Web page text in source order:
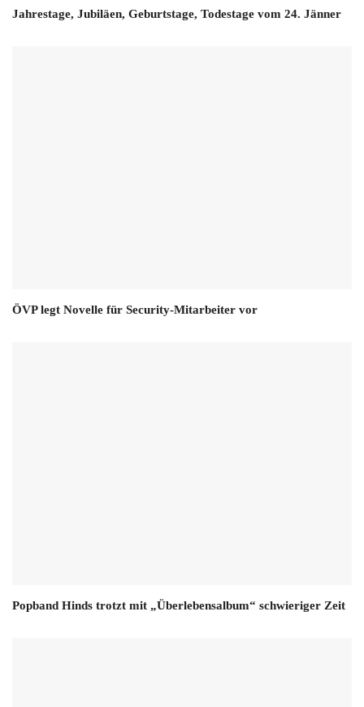
Jahrestage, Jubiläen, Geburtstage, Todestage vom 24. Jänner
ÖVP legt Novelle für Security-Mitarbeiter vor
Popband Hinds trotzt mit „Überlebensalbum“ schwieriger Zeit